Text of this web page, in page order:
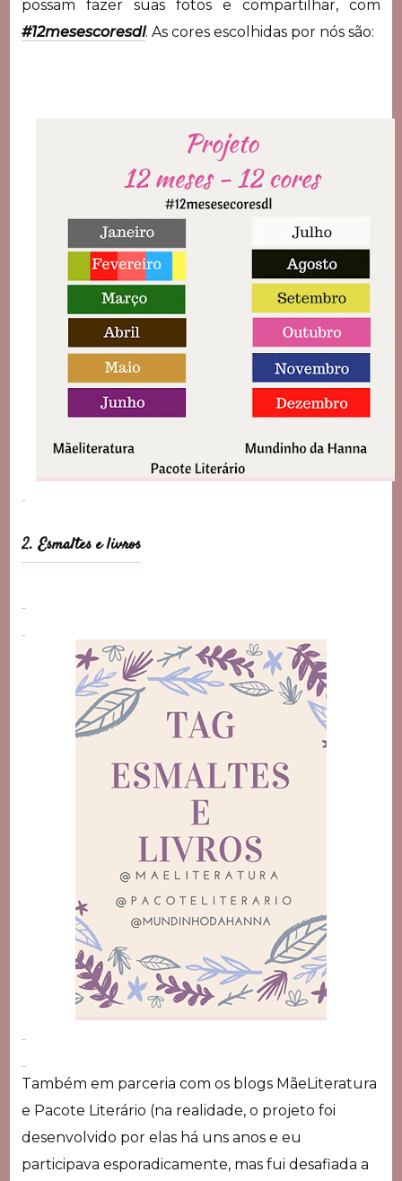
possam fazer suas fotos e compartilhar, com
#12mesescoresdl. As cores escolhidas por nós são:
2. Esmaltes e livros
Também em parceria com os blogs MãeLiteratura
e Pacote Literário (na realidade, o projeto foi
desenvolvido por elas há uns anos e eu
participava esporadicamente, mas fui desafiada a